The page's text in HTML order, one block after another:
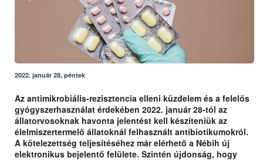
2022. január 28, péntek
Az antimikrobiális-rezisztencia elleni küzdelem és a felelős
gyógyszerhasználat érdekében 2022. január 28-tól az
állatorvosoknak havonta jelentést kell készíteniük az
élelmiszertermelő állatoknál felhasznált antibiotikumokról.
A kötelezettség teljesítéséhez már elérhető a Nébih új
elektronikus bejelentő felülete. Szintén újdonság, hogy